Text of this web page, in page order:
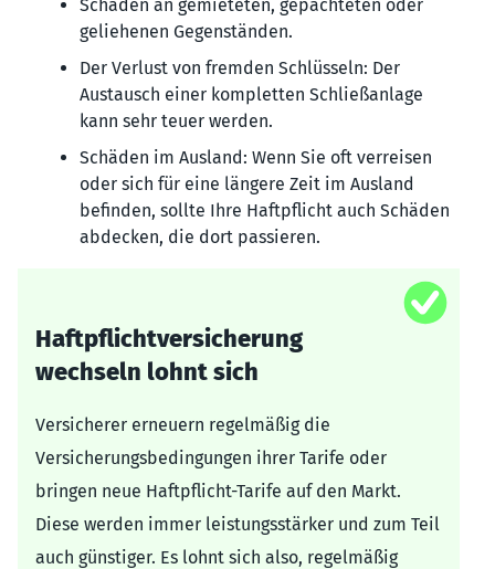
Schäden an gemieteten, gepachteten oder
geliehenen Gegenständen.
Der Verlust von fremden Schlüsseln: Der
Austausch einer kompletten Schließanlage
kann sehr teuer werden.
Schäden im Ausland: Wenn Sie oft verreisen
oder sich für eine längere Zeit im Ausland
befinden, sollte Ihre Haftpflicht auch Schäden
abdecken, die dort passieren.
Haftpflichtversicherung
wechseln lohnt sich
Versicherer erneuern regelmäßig die
Versicherungsbedingungen ihrer Tarife oder
bringen neue Haftpflicht-Tarife auf den Markt.
Diese werden immer leistungsstärker und zum Teil
auch günstiger. Es lohnt sich also, regelmäßig